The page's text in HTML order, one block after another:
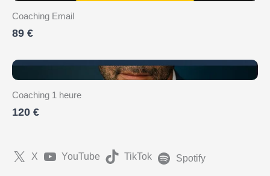
Coaching Email
89 €
Coaching 1 heure
120 €
X YouTube TikTok Spotify